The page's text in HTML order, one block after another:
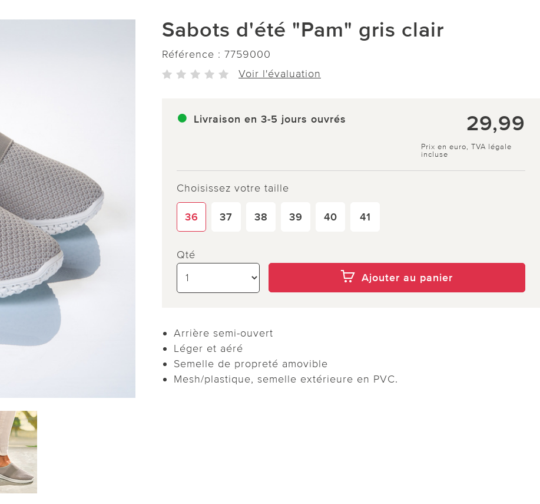
Sabots d'été "Pam" gris clair
Référence : 7759000
Voir l'évaluation
Livraison en 3-5 jours ouvrés 29,99
Prix en euro, TVA légale
incluse
Choisissez votre taille
36 37 38 39 40 41
Qté
Ajouter au panier
Arrière semi-ouvert
Léger et aéré
Semelle de propreté amovible
Mesh/plastique, semelle extérieure en PVC.